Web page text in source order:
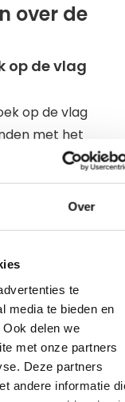
Over
te
media te bieden en
delen we
met onze partners
Deze partners
andere informatie
over de
op de vlag
op de vlag
met het
een kolonie
is, herinnert
Joris met
een ananas.
de
de